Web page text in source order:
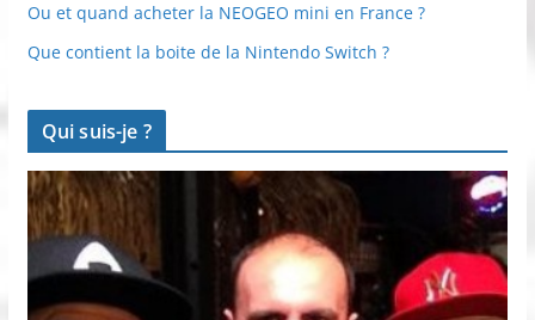
Ou et quand acheter la NEOGEO mini en France ?
Que contient la boite de la Nintendo Switch ?
Qui suis-je ?